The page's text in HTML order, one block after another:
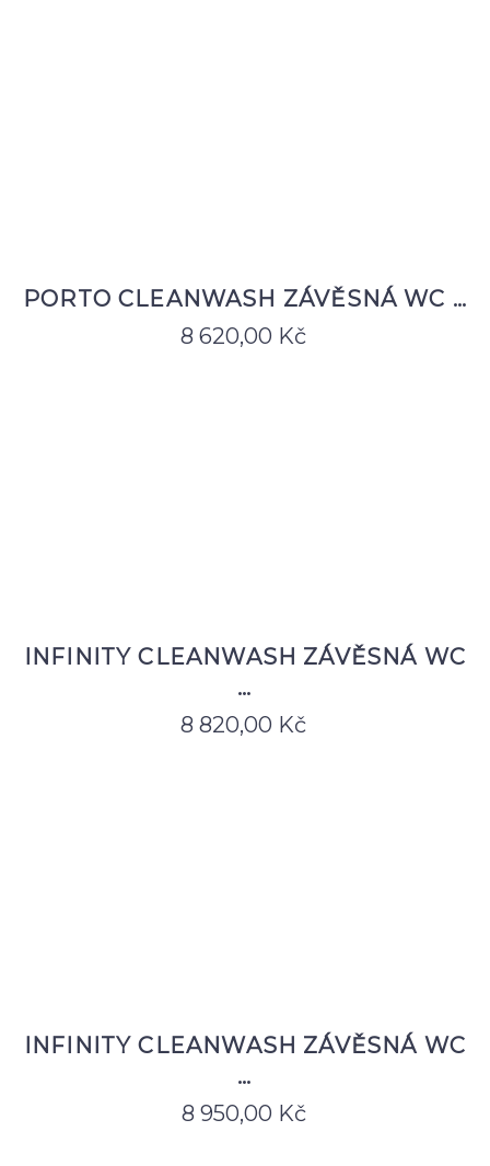
PORTO CLEANWASH ZÁVĚSNÁ WC …
8 620,00 Kč
INFINITY CLEANWASH ZÁVĚSNÁ WC
…
8 820,00 Kč
INFINITY CLEANWASH ZÁVĚSNÁ WC
…
8 950,00 Kč